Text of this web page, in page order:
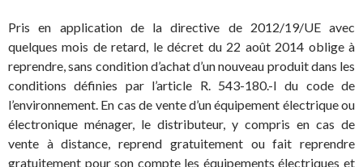
Pris en application de la directive de 2012/19/UE avec
quelques mois de retard, le décret du 22 août 2014 oblige à
reprendre, sans condition d’achat d’un nouveau produit dans les
conditions définies par l’article R. 543-180.-I du code de
l’environnement. En cas de vente d’un équipement électrique ou
électronique ménager, le distributeur, y compris en cas de
vente à distance, reprend gratuitement ou fait reprendre
gratuitement pour son compte les équipements électriques et